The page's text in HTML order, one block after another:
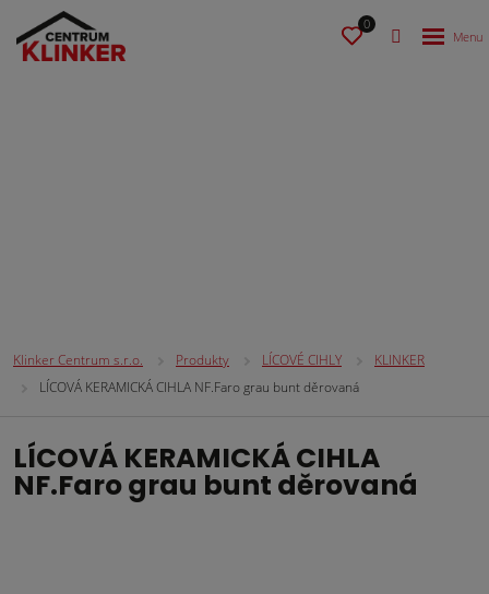
0
Klinker Centrum s.r.o. Produkty LÍCOVÉ CIHLY
KLINKER
LÍCOVÁ KERAMICKÁ CIHLA NF.Faro grau bunt děrovaná
LÍCOVÁ KERAMICKÁ CIHLA
NF.Faro grau bunt děrovaná